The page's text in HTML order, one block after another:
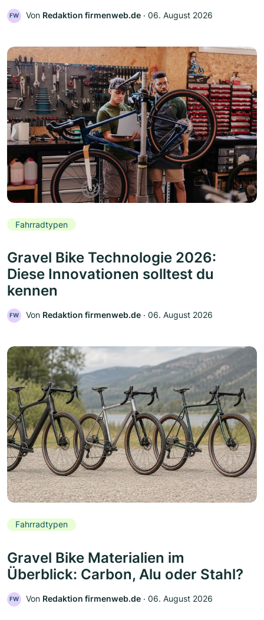
FW Von Redaktion firmenweb.de ‧ 06. August 2026
Fahrradtypen
Gravel Bike Technologie 2026:
Diese Innovationen solltest du
kennen
FW Von Redaktion firmenweb.de ‧ 06. August 2026
Fahrradtypen
Gravel Bike Materialien im
Überblick: Carbon, Alu oder Stahl?
FW Von Redaktion firmenweb.de ‧ 06. August 2026